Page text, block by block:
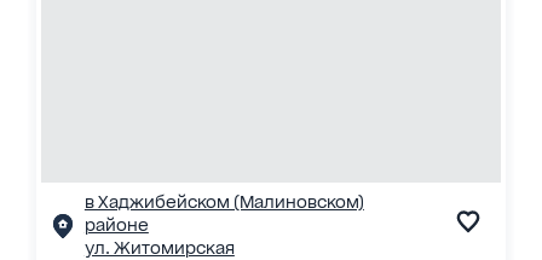
в Хаджибейском (Малиновском)
районе
ул. Житомирская